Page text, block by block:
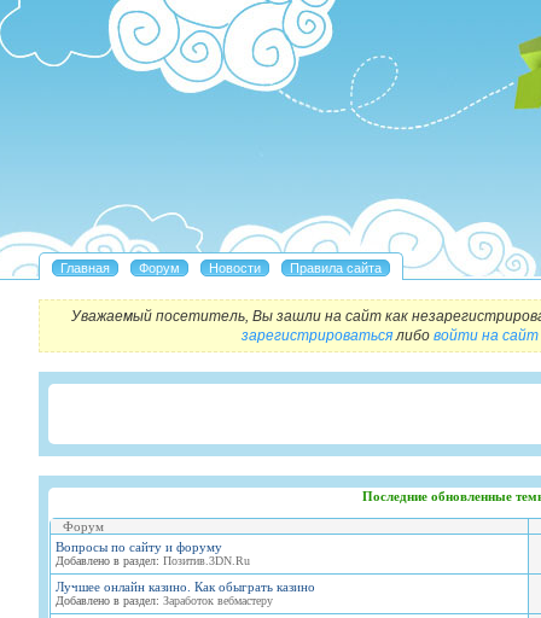
Уважаемый посетитель, Вы зашли на сайт как
зарегистрироватьсялибо войти на сайт
Последние обновленные
Форум
Вопросы по сайту и форуму
Добавлено в раздел: Позитив.3DN.Ru
Лучшее онлайн казино. Как обыграть казино
Добавлено в раздел: Заработок вебмастеру